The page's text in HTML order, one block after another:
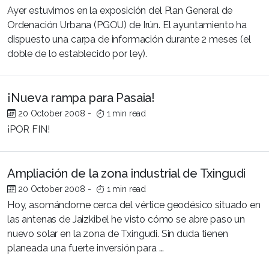
Ayer estuvimos en la exposición del Plan General de
Ordenación Urbana (PGOU) de Irún. El ayuntamiento ha
dispuesto una carpa de información durante 2 meses (el
doble de lo establecido por ley).
¡Nueva rampa para Pasaia!
20 October 2008 - 1 min read
¡POR FIN!
Ampliación de la zona industrial de Txingudi
20 October 2008 - 1 min read
Hoy, asomándome cerca del vértice geodésico situado en
las antenas de Jaizkibel he visto cómo se abre paso un
nuevo solar en la zona de Txingudi. Sin duda tienen
planeada una fuerte inversión para ...